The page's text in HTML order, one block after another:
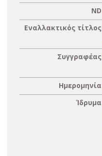
ND
Εναλλακτικός τίτλος
Συγγραφέας
Ημερομηνία
Ίδρυμα